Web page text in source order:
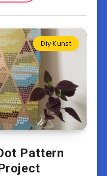
Diy Kunst
Pattern